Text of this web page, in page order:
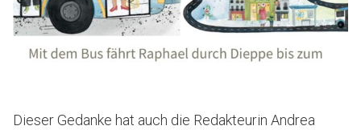
Dieser Gedanke hat auch die Redakteurin Andrea